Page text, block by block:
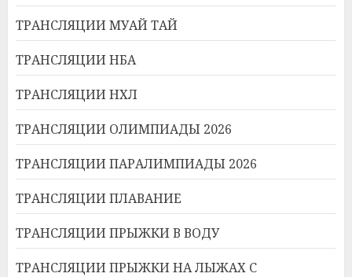
ТРАНСЛЯЦИИ МУАЙ ТАЙ
ТРАНСЛЯЦИИ НБА
ТРАНСЛЯЦИИ НХЛ
ТРАНСЛЯЦИИ ОЛИМПИАДЫ 2026
ТРАНСЛЯЦИИ ПАРАЛИМПИАДЫ 2026
ТРАНСЛЯЦИИ ПЛАВАНИЕ
ТРАНСЛЯЦИИ ПРЫЖКИ В ВОДУ
ТРАНСЛЯЦИИ ПРЫЖКИ НА ЛЫЖАХ С